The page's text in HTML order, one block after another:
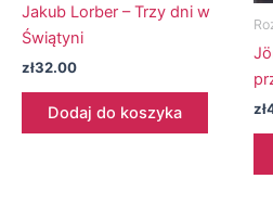
Jakub Lorber – Trzy dni w
Świątyni
zł32.00
Dodaj do koszyka zł